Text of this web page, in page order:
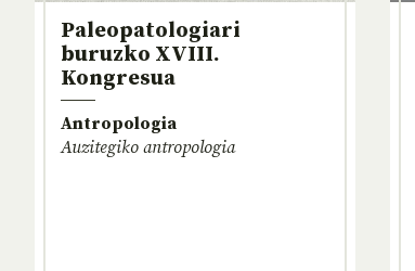
Paleopatologiari
buruzko XVIII.
Kongresua
Antropologia
Auzitegiko antropologia